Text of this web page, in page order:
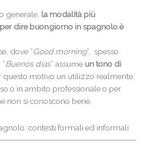
generale, la modalità più
dire buongiorno in spagnolo è
dove “Good morning”,
spesso
Buenos días” assume un tono di
questo motivo un utilizzo realmente
o in ambito professionale o per
non si conoscono bene.
contesti formali ed informali